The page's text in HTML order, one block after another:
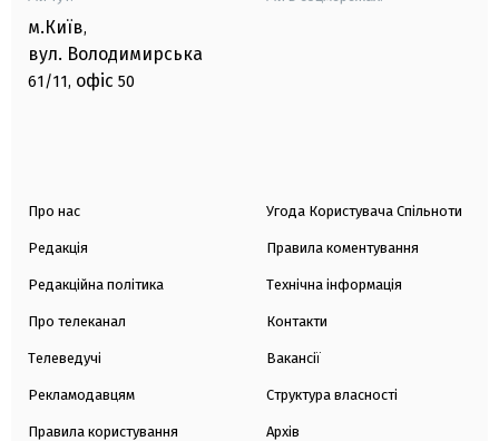
м.Київ,
вул. Володимирська
61/11, офіс 50
Про нас
Редакція
Редакційна політика
Про телеканал
Телеведучі
Рекламодавцям
Правила користування
Угода Користувача Спільноти
Правила коментування
Технічна інформація
Контакти
Вакансії
Структура власності
Архів